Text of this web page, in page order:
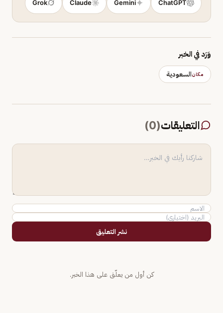
ChatGPT
Gemini
Claude
Grok
وَرَد في الخبر
مكانالسعودية
التعليقات(
0
)
نشر التعليق
كن أول من يعلّق على هذا الخبر.